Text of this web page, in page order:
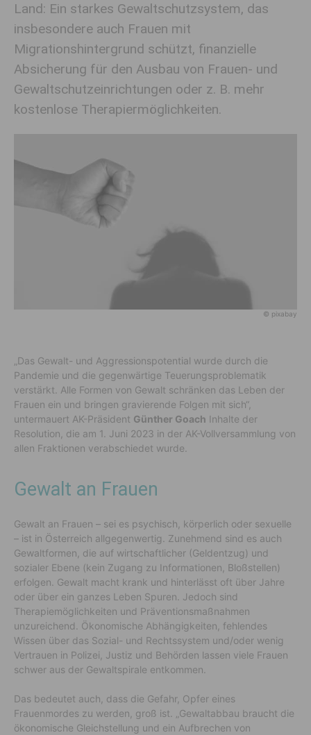
Land: Ein starkes Gewaltschutzsystem, das
insbesondere auch Frauen mit
Migrationshintergrund schützt, finanzielle
Absicherung für den Ausbau von Frauen- und
Gewaltschutzeinrichtungen oder z. B. mehr
kostenlose Therapiermöglichkeiten.
© pixabay
„Das Gewalt- und Aggressionspotential wurde durch die
Pandemie und die gegenwärtige Teuerungsproblematik
verstärkt. Alle Formen von Gewalt schränken das Leben der
Frauen ein und bringen gravierende Folgen mit sich“,
untermauert AK-Präsident Günther Goach Inhalte der
Resolution, die am 1. Juni 2023 in der AK-Vollversammlung von
allen Fraktionen verabschiedet wurde.
Gewalt an Frauen
Gewalt an Frauen – sei es psychisch, körperlich oder sexuelle
– ist in Österreich allgegenwertig. Zunehmend sind es auch
Gewaltformen, die auf wirtschaftlicher (Geldentzug) und
sozialer Ebene (kein Zugang zu Informationen, Bloßstellen)
erfolgen. Gewalt macht krank und hinterlässt oft über Jahre
oder über ein ganzes Leben Spuren. Jedoch sind
Therapiemöglichkeiten und Präventionsmaßnahmen
unzureichend. Ökonomische Abhängigkeiten, fehlendes
Wissen über das Sozial- und Rechtssystem und/oder wenig
Vertrauen in Polizei, Justiz und Behörden lassen viele Frauen
schwer aus der Gewaltspirale entkommen.
Das bedeutet auch, dass die Gefahr, Opfer eines
Frauenmordes zu werden, groß ist. „Gewaltabbau braucht die
ökonomische Gleichstellung und ein Aufbrechen von